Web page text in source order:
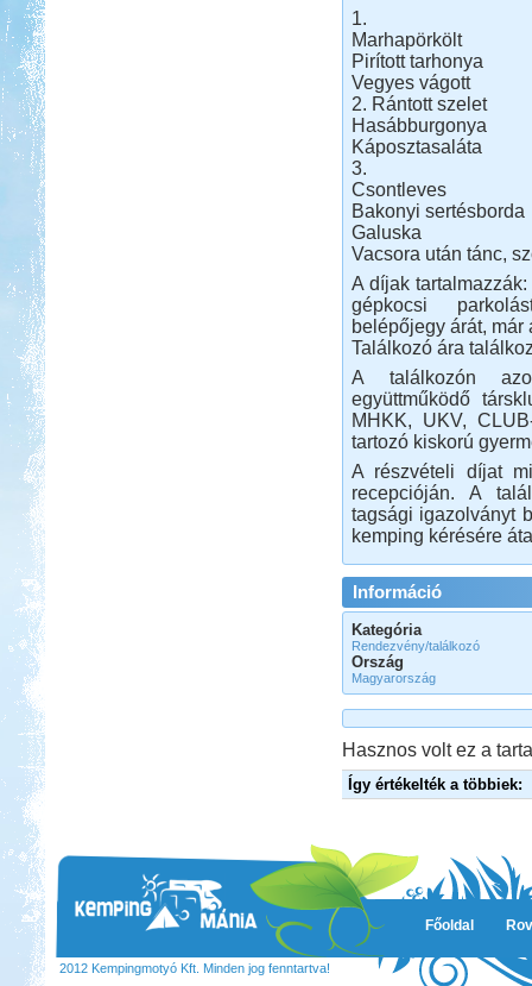
1.
Marhapörkölt
Pirított tarhonya
Vegyes vágott
2. Rántott szelet
Hasábburgonya
Káposztasaláta
3.
Csontleves
Bakonyi sertésborda
Galuska
Vacsora után tánc,
A díjak
gépkocsi
belépőjegy árát,
Találkozó ára
A találkozón
együttműködő
MHKK, UKV,
tartozó kiskorú
A részvételi díjat
recepcióján. A
tagsági igazolványt
kemping kérésére
Információ
Kategória
Rendezvény/találkozó
Ország
Magyarország
Hasznos volt ez a
Így értékelték a többiek:
Főoldal
2012 Kempingmotyó Kft. Minden jog fenntartva!